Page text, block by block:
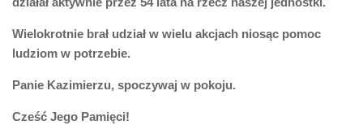
Wielokrotnie brał udział w wielu akcjach niosąc pomoc
ludziom w potrzebie.
Panie Kazimierzu, spoczywaj w pokoju.
Cześć Jego Pamięci!